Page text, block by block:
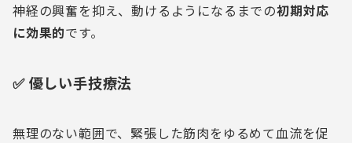
神経の興奮を抑え、動けるようになるまでの初期対応
に効果的です。
✅ 優しい手技療法
無理のない範囲で、緊張した筋肉をゆるめて血流を促